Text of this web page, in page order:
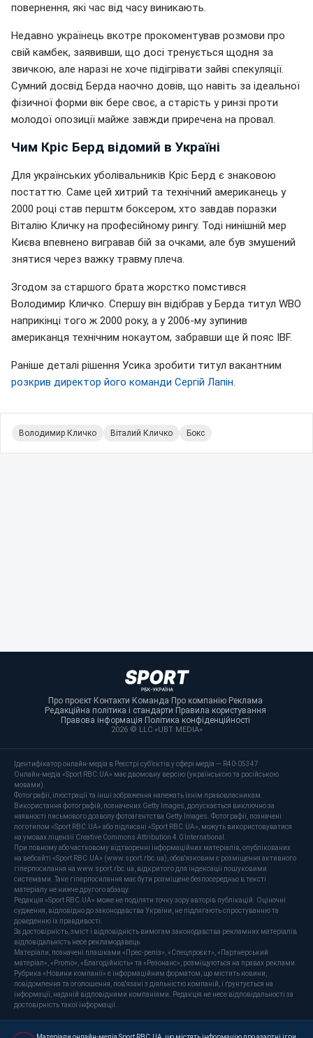
повернення, які час від часу виникають.
Недавно українець вкотре прокоментував розмови про
свій камбек, заявивши, що досі тренується щодня за
звичкою, але наразі не хоче підігрівати зайві спекуляції.
Сумний досвід Берда наочно довів, що навіть за ідеальної
фізичної форми вік бере своє, а старість у ринзі проти
молодої опозиції майже завжди приречена на провал.
Чим Кріс Берд відомий в Україні
Для українських уболівальників Кріс Берд є знаковою
постаттю. Саме цей хитрий та технічний американець у
2000 році став перштм боксером, хто завдав поразки
Віталію Кличку на професійному рингу. Тоді нинішній мер
Києва впевнено вигравав бій за очками, але був змушений
знятися через важку травму плеча.
Згодом за старшого брата жорстко помстився
Володимир Кличко. Спершу він відібрав у Берда титул WBO
наприкінці того ж 2000 року, а у 2006-му зупинив
американця технічним нокаутом, забравши ще й пояс IBF.
Раніше деталі рішення Усика зробити титул вакантним
розкрив директор його команди Сергій Лапін
Володимир Кличко Віталий Кличко Бокс
Про проєкт·Контакти·Команда·Про компанію·Реклама·
Редакційна політика і стандарти·Правила користування·
Правова інформація·Політика конфіденційності·
2026 © LLC «UBT MEDIA»
Ідентифікатор онлайн-медіа в Реєстрі суб’єктів у сфері медіа — R40-05347
Онлайн-медіа «Sport RBC.UA» має двомовну версію (українською та російською
мовами).
Фотографії, ілюстрації та інші зображення належать їхнім правовласникам.
Використання фотографій, позначених Getty Images, допускається виключно за
наявності письмового дозволу фотоагентства Getty Images. Фотографії, позначені
логотипом «Sport RBC.UA» або підписані «Sport RBC.UA», можуть використовуватися
на умовах ліцензії Creative Commons Attribution 4.0 International.
При повному або частковому відтворенні інформаційних матеріалів, опублікованих
на вебсайті «Sport RBC.UA» (www.sport.rbc.ua), обов'язковим є розміщення активного
гіперпосилання на www.sport.rbc.ua, відкритого для індексації пошуковими
системами. Таке гіперпосилання має бути розміщене безпосередньо в тексті
матеріалу не нижче другого абзацу.
Редакція «Sport RBC.UA» може не поділяти точку зору авторів публікацій. Оціночні
судження, відповідно до законодавства України, не підлягають спростуванню та
доведенню їх правдивості.
За достовірність, зміст і відповідність вимогам законодавства рекламних матеріалів
відповідальність несе рекламодавець.
Матеріали, позначені плашками «Прес-реліз», «Спецпроєкт», «Партнерський
матеріал», «Promo», «Благодійність» та «Резонанс», розміщуються на правах реклами.
Рубрика «Новини компанії» є інформаційним форматом, що містить новини,
повідомлення та оголошення, пов'язані з діяльністю компаній, і ґрунтується на
інформації, наданій відповідними компаніями. Редакція не несе відповідальності за
достовірність такої інформації.